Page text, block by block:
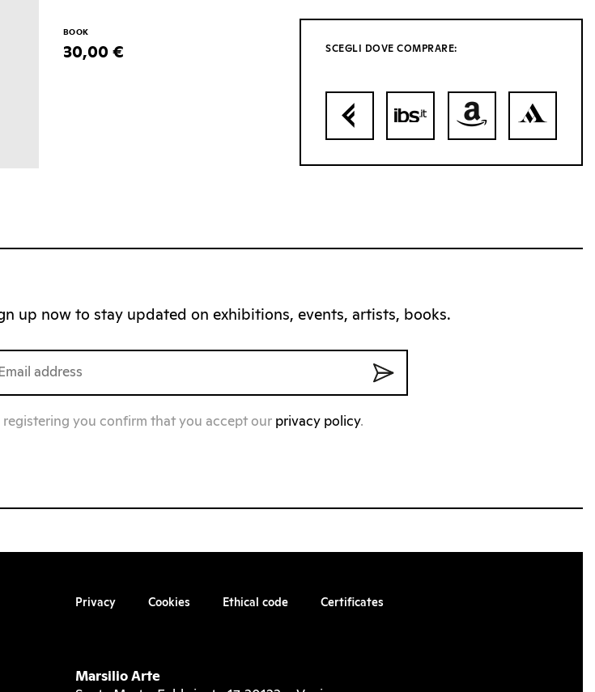
BOOK
30,00 € SCEGLI DOVE COMPRARE:
up now to stay updated on exhibitions, events, artists, books.
registering you confirm that you accept our privacy policy.
Privacy Cookies Ethical code Certificates
Marsilio Arte